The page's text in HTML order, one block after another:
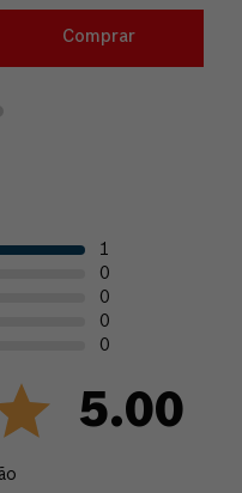
Comprar
1
0
0
0
0
5.00